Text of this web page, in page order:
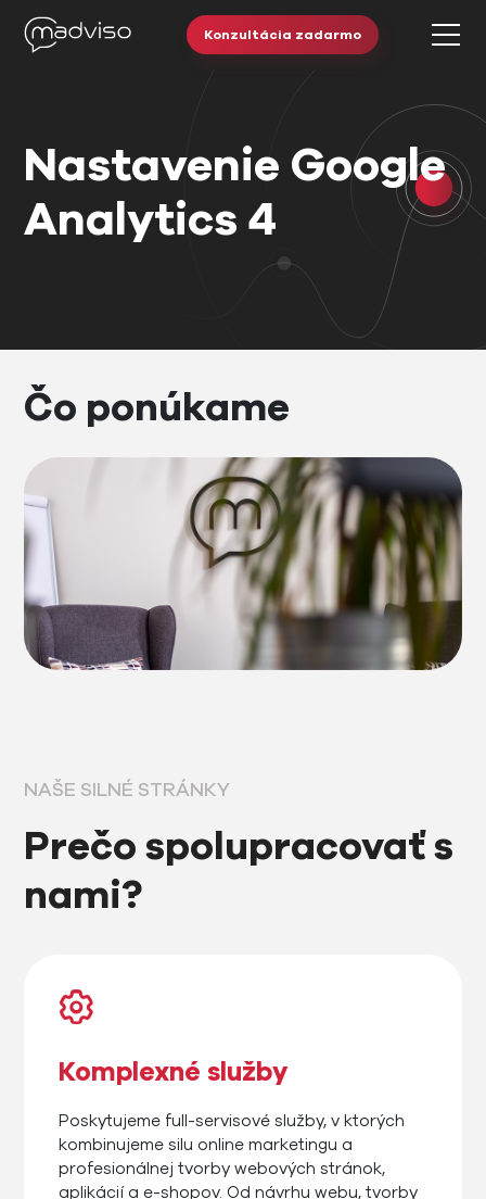
Konzultácia zadarmo
Nastavenie Google
Analytics 4
Čo ponúkame
NAŠE SILNÉ STRÁNKY
Prečo spolupracovať s
nami?
Komplexné služby
Poskytujeme full-servisové služby, v ktorých
kombinujeme silu online marketingu a
profesionálnej tvorby webových stránok,
aplikácií a e-shopov. Od návrhu webu, tvorby